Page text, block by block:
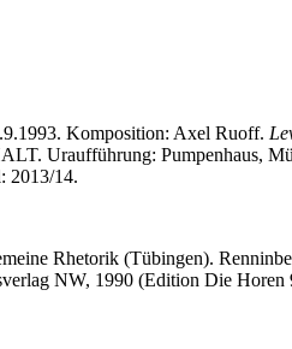
Komposition: Axel Ruoff.
Uraufführung: Pumpenhaus,
2013/14.
Rhetorik (Tübingen).
NW, 1990 (Edition Die Horen